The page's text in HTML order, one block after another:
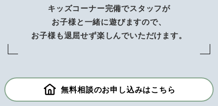
キッズコーナー完備でスタッフが
お子様と一緒に遊びますので、
お子様も退屈せず楽しんでいただけます。
無料相談のお申し込みはこちら